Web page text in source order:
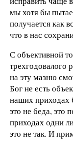
мы хотя бы
получается как
что в нас
С объективной
трехгодовалого
на эту мазню
Бог не есть
наших приходах
это не беда, это
приходах одни
это не так. И